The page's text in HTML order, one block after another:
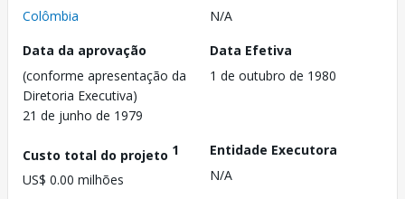
Colômbia
N/A
Data da aprovação
(conforme apresentação da
Diretoria Executiva)
21 de junho de 1979
Data Efetiva
1 de outubro de 1980
Custo total do projeto 1
US$ 0.00 milhões
Entidade Executora
N/A